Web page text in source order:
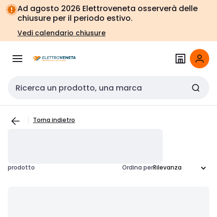
Vai alla
navigazione
Vai
alla
pagina
Ad agosto 2026 Elettroveneta osserverà delle
chiusure per il periodo estivo.
Vedi calendario chiusure
Cerca input
Torna indietro
prodotto Ordina per